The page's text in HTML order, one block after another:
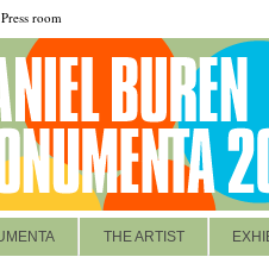
Press room
THE ARTIST